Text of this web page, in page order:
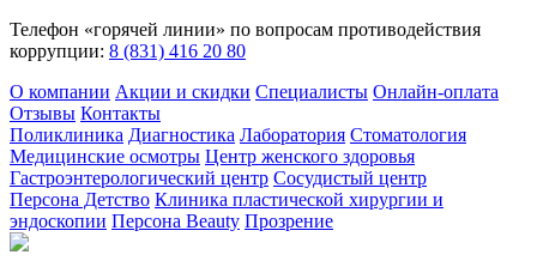
Телефон «горячей линии» по вопросам противодействия
коррупции: 8 (831) 416 20 80
О компании Акции и скидки Специалисты Онлайн-оплата
Отзывы Контакты
Поликлиника Диагностика Лаборатория Стоматология
Медицинские осмотры Центр женского здоровья
Гастроэнтерологический центр Сосудистый центр
Персона Детство Клиника пластической хирургии и
эндоскопии Персона Beauty Прозрение